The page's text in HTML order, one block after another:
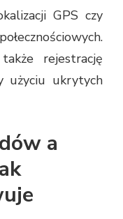
GPS czy
rejestrację
użyciu ukrytych
a